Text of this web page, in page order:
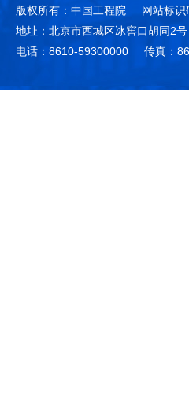
版权所有：中国工程院 网站标识
地址：北京市西城区冰窖口胡同2号
电话：8610-59300000
传真：